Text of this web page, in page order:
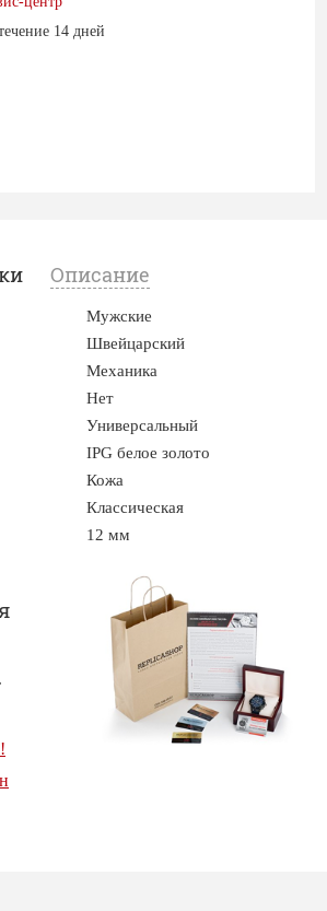
14 дней
Описание
Мужские
Швейцарский
Механика
Нет
Универсальный
IPG белое золото
Кожа
Классическая
12 мм